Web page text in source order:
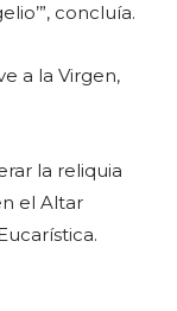
concluía.
a la Virgen,
la reliquia
el Altar